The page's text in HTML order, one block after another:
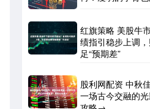
红旗策略 美股牛
绩指引稳步上调
足“预期差”
股利网配资 中秋
一场古今交融的